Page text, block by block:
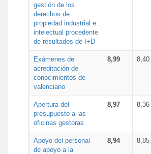
gestión de los
derechos de
propiedad industrial e
intelectual procedente
de resultados de I+D
Exámenes de
acreditación de
conocimientos de
valenciano
8,99 8,40
Apertura del
presupuesto a las
oficinas gestoras
8,97 8,36
Apoyo del personal
de apoyo a la
8,94 8,85